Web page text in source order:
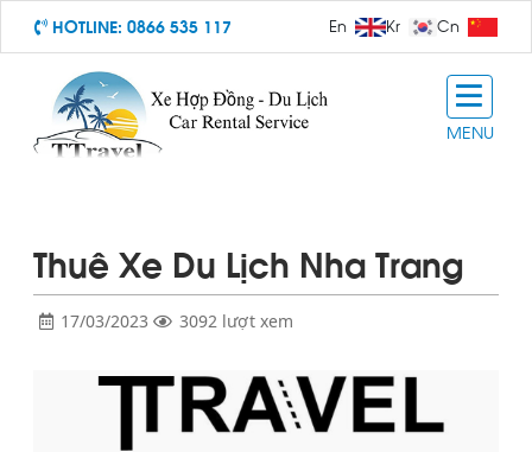
HOTLINE:0866 535 117 En Kr Cn
MENU
Thuê Xe Du Lịch Nha Trang
17/03/2023 3092 lượt xem